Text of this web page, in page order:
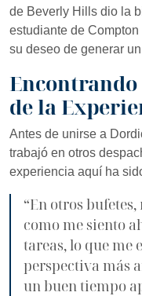
de Beverly Hills dio la
estudiante de
su deseo de generar
Encontrando
de la
Antes de unirse a
trabajó en otros
experiencia aquí ha
“En otros
como me siento
tareas, lo que me
perspectiva más
un buen tiempo